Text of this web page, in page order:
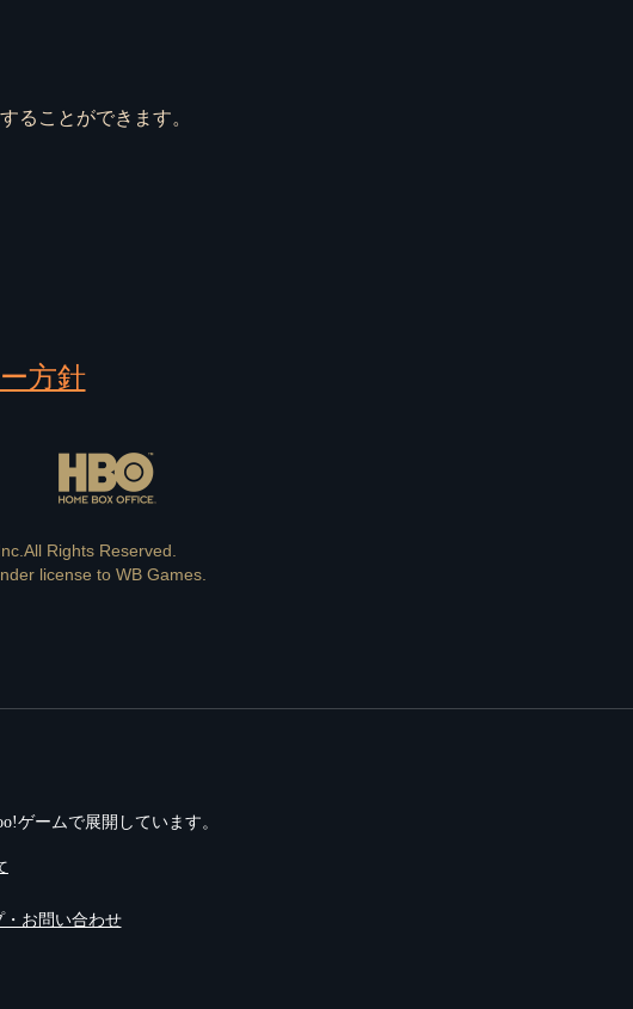
ることができます。
方針
Rights Reserved.
license to WB Games.
ゲームで展開しています。
・お問い合わせ